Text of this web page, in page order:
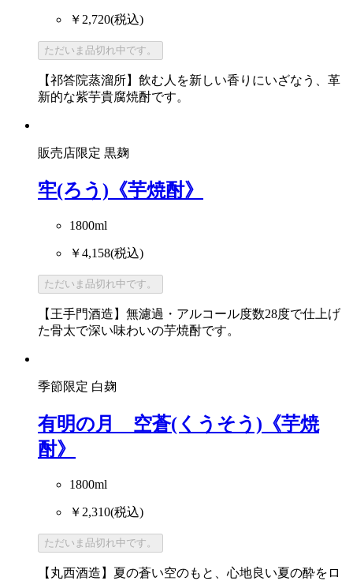
￥2,720(税込)
ただいま品切れ中です。
【祁答院蒸溜所】飲む人を新しい香りにいざなう、革
新的な紫芋貴腐焼酎です。
販売店限定 黒麹
牢(ろう)《芋焼酎》
1800ml
￥4,158(税込)
ただいま品切れ中です。
【王手門酒造】無濾過・アルコール度数28度で仕上げ
た骨太で深い味わいの芋焼酎です。
季節限定 白麹
有明の月 空蒼(くうそう)《芋焼
酎》
1800ml
￥2,310(税込)
ただいま品切れ中です。
【丸西酒造】夏の蒼い空のもと、心地良い夏の酔をロ